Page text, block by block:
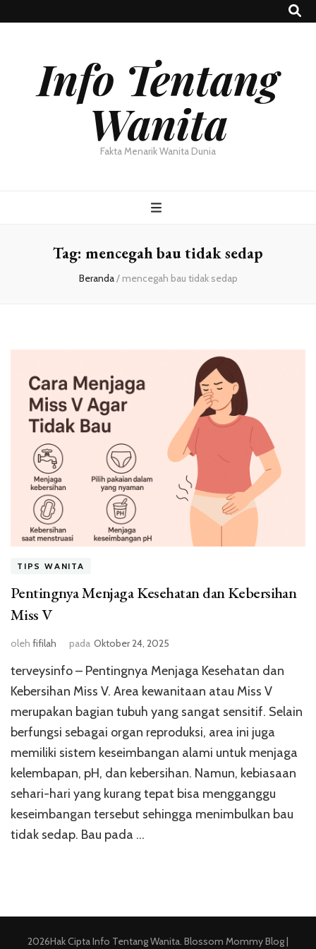
Info Tentang
Wanita
Fakta Menarik Wanita Dunia
Tag: mencegah bau tidak sedap
Beranda/ mencegah bau tidak sedap
TIPS WANITA
Pentingnya Menjaga Kesehatan dan Kebersihan
Miss V
oleh fifilah pada Oktober 24, 2025
terveysinfo – Pentingnya Menjaga Kesehatan dan
Kebersihan Miss V. Area kewanitaan atau Miss V
merupakan bagian tubuh yang sangat sensitif. Selain
berfungsi sebagai organ reproduksi, area ini juga
memiliki sistem keseimbangan alami untuk menjaga
kelembapan, pH, dan kebersihan. Namun, kebiasaan
sehari-hari yang kurang tepat bisa mengganggu
keseimbangan tersebut sehingga menimbulkan bau
tidak sedap. Bau pada …
2026Hak CiptaInfo Tentang Wanita. Blossom Mommy Blog |